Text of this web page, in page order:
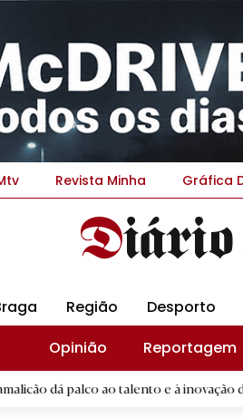
Revista Minha Gráfica
Região Desporto
Opinião
Reportagem
ao talento e à inovação do mundo da